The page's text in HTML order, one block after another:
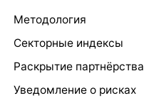
Методология
Секторные индексы
Раскрытие партнёрства
Уведомление о рисках